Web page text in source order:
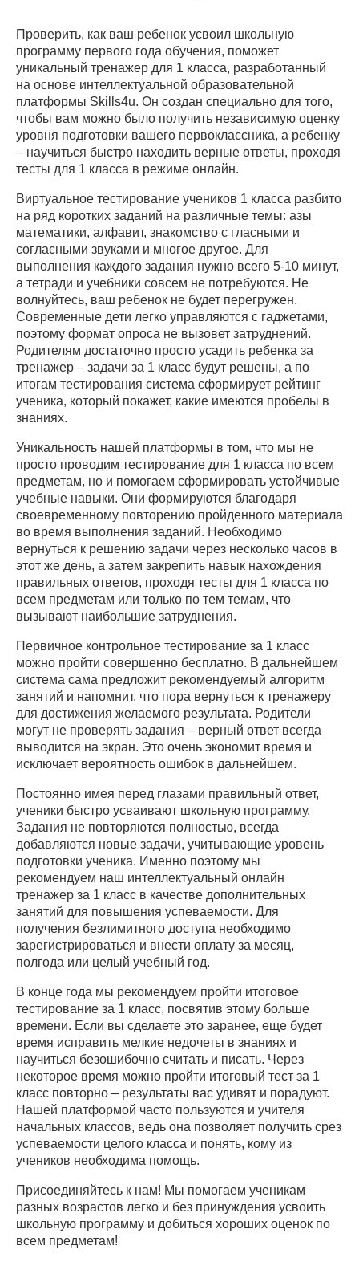
Проверить, как ваш ребенок усвоил школьную
программу первого года обучения, поможет
уникальный тренажер для 1 класса, разработанный
на основе интеллектуальной образовательной
платформы Skills4u. Он создан специально для того,
чтобы вам можно было получить независимую оценку
уровня подготовки вашего первоклассника, а ребенку
– научиться быстро находить верные ответы, проходя
тесты для 1 класса в режиме онлайн.
Виртуальное тестирование учеников 1 класса разбито
на ряд коротких заданий на различные темы: азы
математики, алфавит, знакомство с гласными и
согласными звуками и многое другое. Для
выполнения каждого задания нужно всего 5-10 минут,
а тетради и учебники совсем не потребуются. Не
волнуйтесь, ваш ребенок не будет перегружен.
Современные дети легко управляются с гаджетами,
поэтому формат опроса не вызовет затруднений.
Родителям достаточно просто усадить ребенка за
тренажер – задачи за 1 класс будут решены, а по
итогам тестирования система сформирует рейтинг
ученика, который покажет, какие имеются пробелы в
знаниях.
Уникальность нашей платформы в том, что мы не
просто проводим тестирование для 1 класса по всем
предметам, но и помогаем сформировать устойчивые
учебные навыки. Они формируются благодаря
своевременному повторению пройденного материала
во время выполнения заданий. Необходимо
вернуться к решению задачи через несколько часов в
этот же день, а затем закрепить навык нахождения
правильных ответов, проходя тесты для 1 класса по
всем предметам или только по тем темам, что
вызывают наибольшие затруднения.
Первичное контрольное тестирование за 1 класс
можно пройти совершенно бесплатно. В дальнейшем
система сама предложит рекомендуемый алгоритм
занятий и напомнит, что пора вернуться к тренажеру
для достижения желаемого результата. Родители
могут не проверять задания – верный ответ всегда
выводится на экран. Это очень экономит время и
исключает вероятность ошибок в дальнейшем.
Постоянно имея перед глазами правильный ответ,
ученики быстро усваивают школьную программу.
Задания не повторяются полностью, всегда
добавляются новые задачи, учитывающие уровень
подготовки ученика. Именно поэтому мы
рекомендуем наш интеллектуальный онлайн
тренажер за 1 класс в качестве дополнительных
занятий для повышения успеваемости. Для
получения безлимитного доступа необходимо
зарегистрироваться и внести оплату за месяц,
полгода или целый учебный год.
В конце года мы рекомендуем пройти итоговое
тестирование за 1 класс, посвятив этому больше
времени. Если вы сделаете это заранее, еще будет
время исправить мелкие недочеты в знаниях и
научиться безошибочно считать и писать. Через
некоторое время можно пройти итоговый тест за 1
класс повторно – результаты вас удивят и порадуют.
Нашей платформой часто пользуются и учителя
начальных классов, ведь она позволяет получить срез
успеваемости целого класса и понять, кому из
учеников необходима помощь.
Присоединяйтесь к нам! Мы помогаем ученикам
разных возрастов легко и без принуждения усвоить
школьную программу и добиться хороших оценок по
всем предметам!